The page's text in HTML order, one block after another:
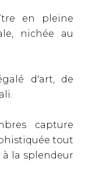
en pleine
nichée au
d'art, de
capture
tout
la splendeur